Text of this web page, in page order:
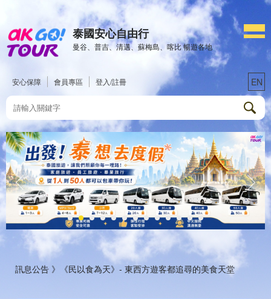
泰國安心自由行
曼谷、普吉、清邁、蘇梅島、喀比 暢遊各地
安心保障 會員專區 登入/註冊 EN
訊息公告 》 《民以食為天》- 東西方遊客都追尋的美食天堂